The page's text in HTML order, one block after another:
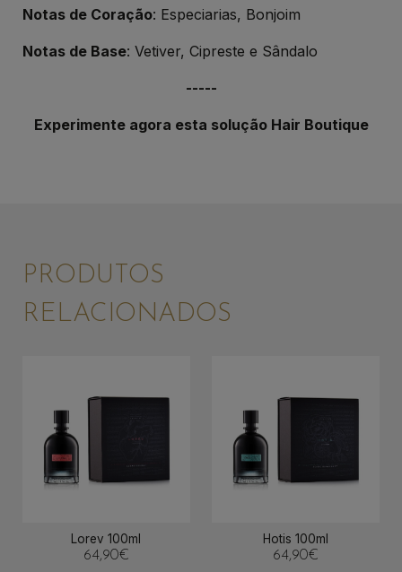
Notas de Coração: Especiarias, Bonjoim
Notas de Base: Vetiver, Cipreste e Sândalo
-----
Experimente agora esta solução Hair Boutique
PRODUTOS
RELACIONADOS
Lorev 100ml
64,90€
Hotis 100ml
64,90€